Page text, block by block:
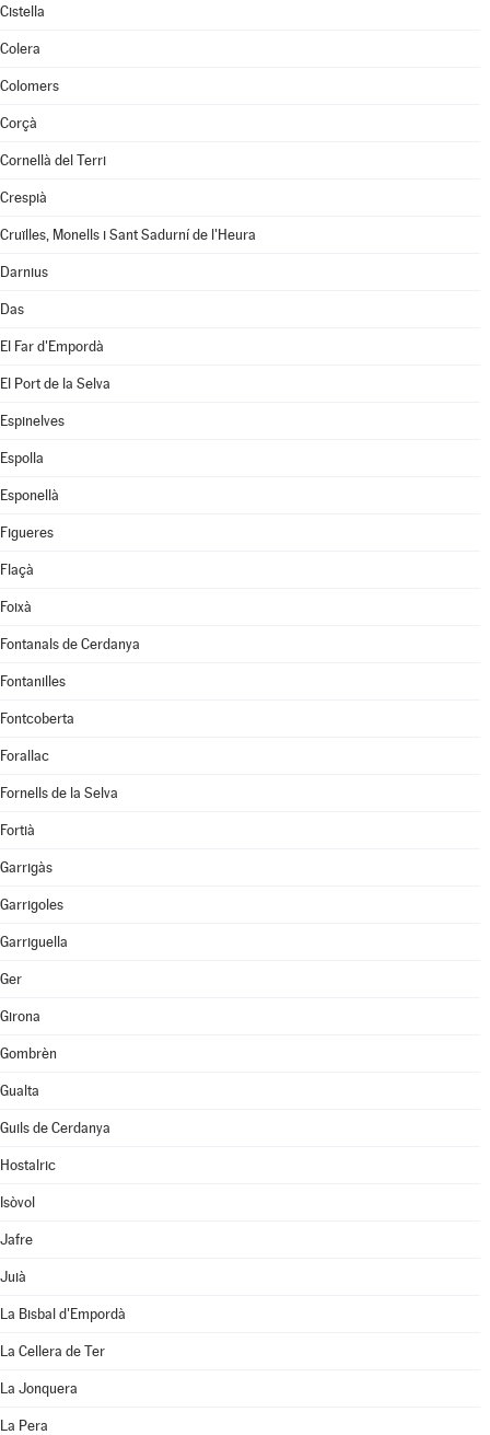
Cistella
Colera
Colomers
Corçà
Cornellà del Terri
Crespià
Cruïlles, Monells i Sant Sadurní de l'Heura
Darnius
Das
El Far d'Empordà
El Port de la Selva
Espinelves
Espolla
Esponellà
Figueres
Flaçà
Foixà
Fontanals de Cerdanya
Fontanilles
Fontcoberta
Forallac
Fornells de la Selva
Fortià
Garrigàs
Garrigoles
Garriguella
Ger
Girona
Gombrèn
Gualta
Guils de Cerdanya
Hostalric
Isòvol
Jafre
Juià
La Bisbal d'Empordà
La Cellera de Ter
La Jonquera
La Pera